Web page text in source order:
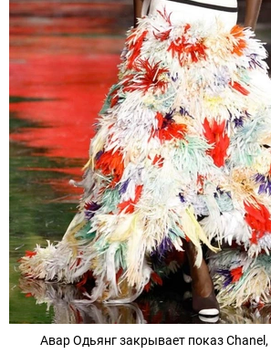
Авар Одьянг закрывает показ Chanel,